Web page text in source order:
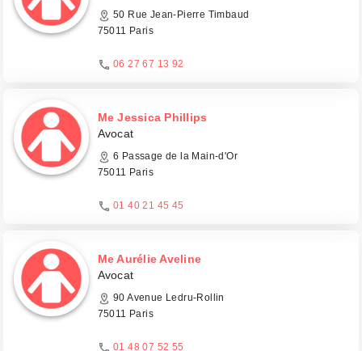
50 Rue Jean-Pierre Timbaud
75011 Paris
06 27 67 13 92
Me Jessica Phillips
Avocat
6 Passage de la Main-d'Or
75011 Paris
01 40 21 45 45
Me Aurélie Aveline
Avocat
90 Avenue Ledru-Rollin
75011 Paris
01 48 07 52 55